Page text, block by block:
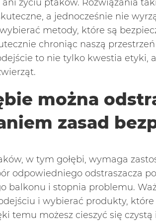
życiu ptaków. Rozwiązania
a jednocześnie nie
metody, które są
chroniąc naszą
to nie tylko kwestia etyki,
można
zasad
w tym gołębi, wymaga
odpowiedniego odstraszacza
balkonu i stopnia problemu.
i wybierać produkty,
temu możesz cieszyć się